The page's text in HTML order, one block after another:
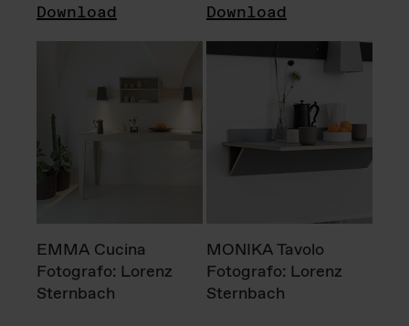
Download Download
EMMA Cucina
Fotografo: Lorenz
Sternbach
MONIKA Tavolo
Fotografo: Lorenz
Sternbach